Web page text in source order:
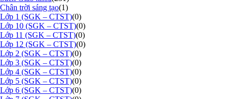
Chân trời sáng tạo(1)
Lớp 1 (SGK – CTST)(0)
Lớp 10 (SGK – CTST)(0)
Lớp 11 (SGK – CTST)(0)
Lớp 12 (SGK – CTST)(0)
Lớp 2 (SGK – CTST)(0)
Lớp 3 (SGK – CTST)(0)
Lớp 4 (SGK – CTST)(0)
Lớp 5 (SGK – CTST)(0)
Lớp 6 (SGK – CTST)(0)